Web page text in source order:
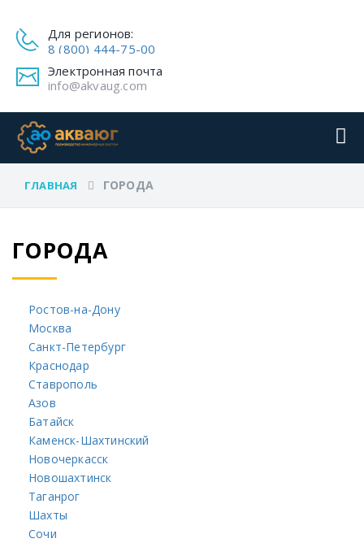
Для регионов:
8 (800) 444-75-00
Электронная почта
info@akvaug.com
ГЛАВНАЯ ГОРОДА
ГОРОДА
Ростов-на-Дону
Москва
Санкт-Петербург
Краснодар
Ставрополь
Азов
Батайск
Каменск-Шахтинский
Новочеркасск
Новошахтинск
Таганрог
Шахты
Сочи